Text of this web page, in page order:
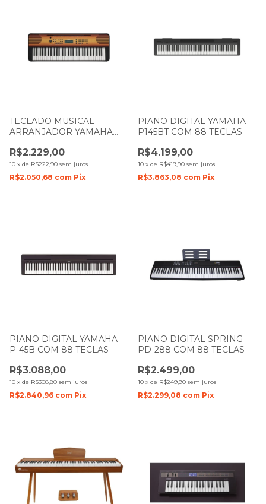
TECLADO MUSICAL
ARRANJADOR YAMAHA
TECLAS
R$2.229,00
10 x de R$222,90 sem juros
R$2.050,68 com Pix
PIANO DIGITAL YAMAHA
P145BT COM 88 TECLAS
R$4.199,00
10 x de R$419,90 sem juros
R$3.863,08 com Pix
PIANO DIGITAL YAMAHA
P-45B COM 88 TECLAS
R$3.088,00
10 x de R$308,80 sem juros
R$2.840,96 com Pix
PIANO DIGITAL SPRING
PD-288 COM 88 TECLAS
R$2.499,00
10 x de R$249,90 sem juros
R$2.299,08 com Pix